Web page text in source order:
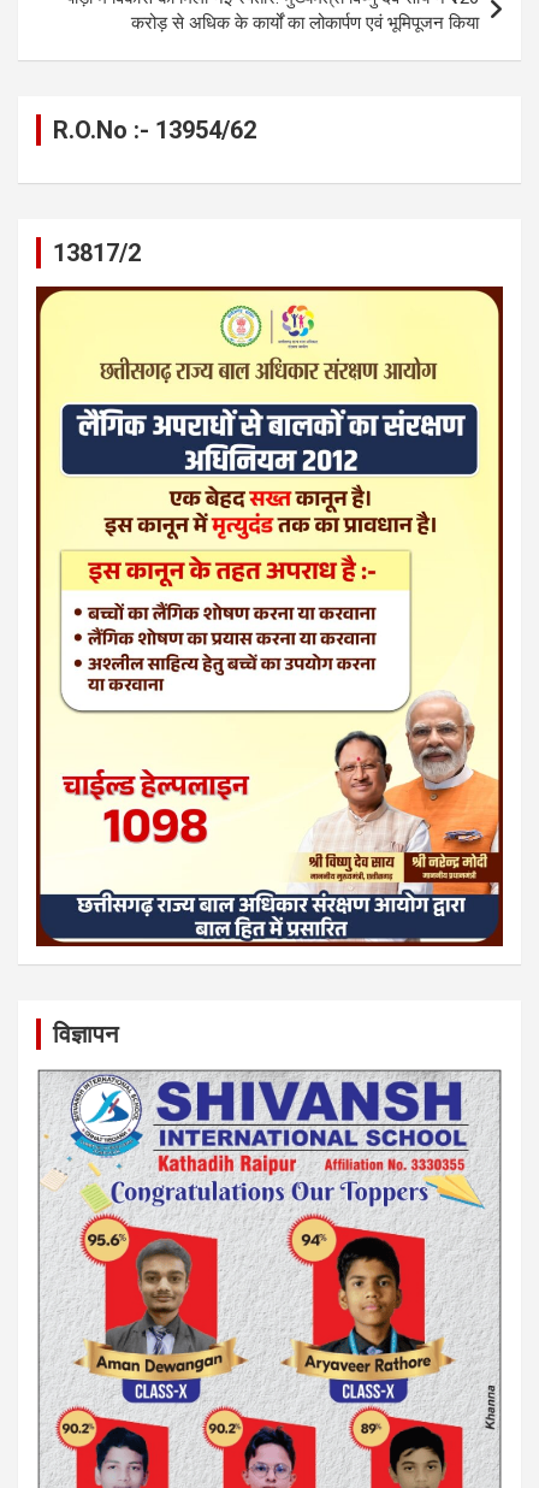
करोड़ से अधिक के कार्यों का लोकार्पण एवं भूमिपूजन किया
R.O.No :- 13954/62
13817/2
विज्ञापन